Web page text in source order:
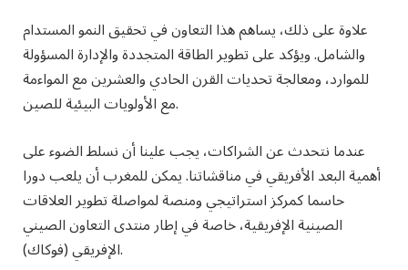
علاوة على ذلك، يساهم هذا التعاون في تحقيق النمو المستدام
والشامل. ويؤكد على تطوير الطاقة المتجددة والإدارة المسؤولة
للموارد، ومعالجة تحديات القرن الحادي والعشرين مع المواءمة
مع الأولويات البيئية للصين.
عندما نتحدث عن الشراكات، يجب علينا أن نسلط الضوء على
أهمية البعد الأفريقي في مناقشاتنا. يمكن للمغرب أن يلعب دورا
حاسما كمركز استراتيجي ومنصة لمواصلة تطوير العلاقات
الصينية الإفريقية، خاصة في إطار منتدى التعاون الصيني
الإفريقي (فوكاك).